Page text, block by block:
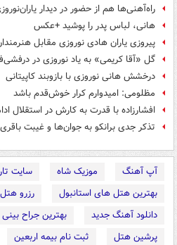
راه‌آهنی‌ها هم از حضور در دیدار
هانی، لباس پدر را پوشید +عکس
پیروزی یاران هادی نوروزی مقابل
گل «آقا کریمی» به یاد نوروزی در
درخشش هانی نوروزی با بازوبند کاپیتانی
مظلومی: امیدوارم کرار خوش‌قدم باشد
افشارزاده با قدرت به کارش در استقلال
تذکر جدی برانکو به جوان‌ها و غیبت باقری
آپ آهنگ موزیک شاه
سایت
بهترین هتل های استانبول
رزرو
دانلود آهنگ جدید
بهترین جراح
پرشین هتل
ثبت نام بیمه اربعین